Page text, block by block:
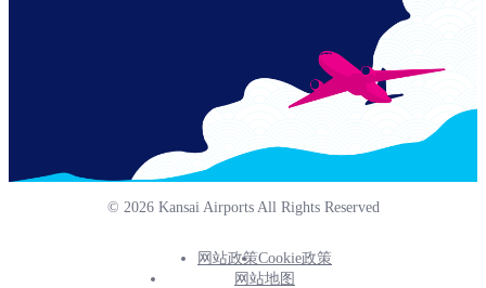
© 2026 Kansai Airports All Rights Reserved
Footer
网站政策Cookie政策
网站地图